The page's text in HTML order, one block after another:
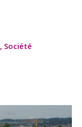
, Société